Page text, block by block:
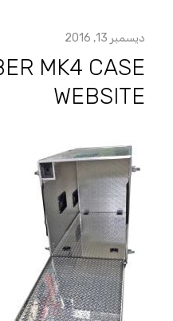
ديسمبر 13, 2016
MK4 CASE
WEBSITE
caliber
mk4
case
website